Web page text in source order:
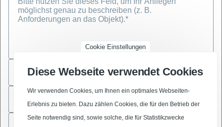
Cookie Einstellungen
Diese Webseite verwendet Cookies
Wir verwenden Cookies, um Ihnen ein optimales Webseiten-
Erlebnis zu bieten. Dazu zählen Cookies, die für den Betrieb der
Seite notwendig sind, sowie solche, die für Statistikzwecke